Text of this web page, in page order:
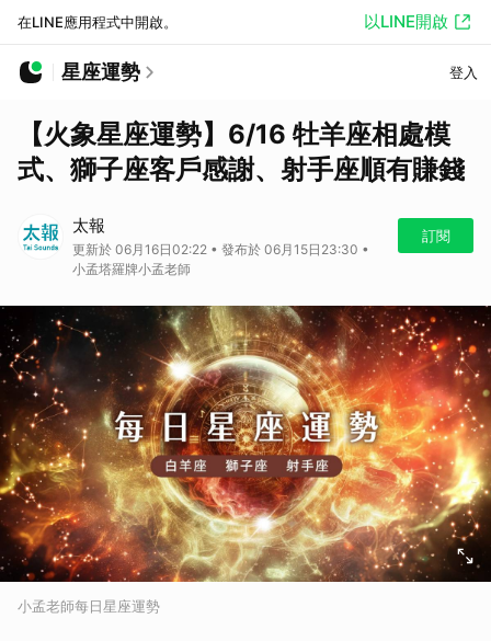
在LINE應用程式中開啟。 以LINE開啟
星座運勢 登入
【火象星座運勢】6/16 牡羊座相處模
式、獅子座客戶感謝、射手座順有賺錢
太報
更新於 06月16日02:22 • 發布於 06月15日23:30 •
小孟塔羅牌小孟老師
訂閱
小孟老師每日星座運勢